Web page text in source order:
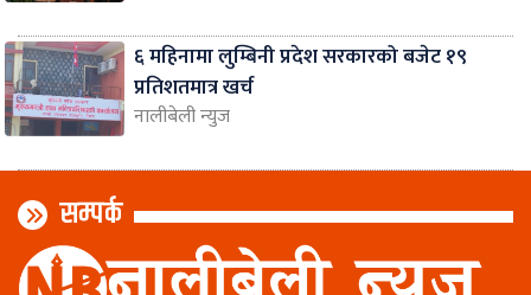
६ महिनामा लुम्बिनी प्रदेश सरकारको बजेट १९
प्रतिशतमात्र खर्च
नालीबेली न्युज
सम्पर्क